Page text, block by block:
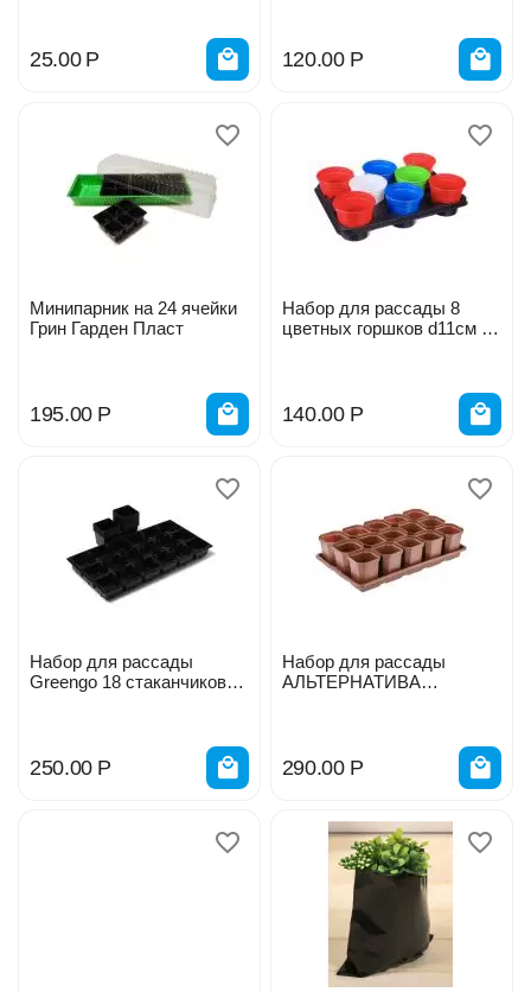
25.00 Р 120.00 Р
Минипарник на 24 ячейки
Грин Гарден Пласт
195.00 Р
Набор для рассады 8
цветных горшков d11см с
140.00 Р
Набор для рассады
Greengo 18 стаканчиков
250.00 Р
Набор для рассады
АЛЬТЕРНАТИВА
290.00 Р